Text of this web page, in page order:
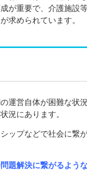
が重要で、介護施設
求められています。
運営自体が困難な状
況にあります。
ップなどで社会に繋
題解決に繋がるよう